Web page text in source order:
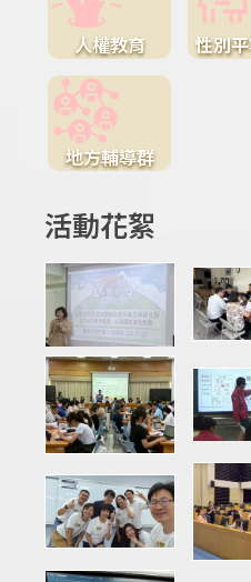
人權教育 性別
地方輔導群
活動花絮